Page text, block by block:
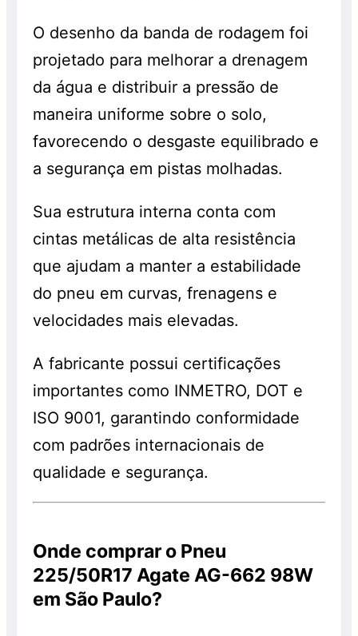
O desenho da banda de rodagem foi
projetado para melhorar a drenagem
da água e distribuir a pressão de
maneira uniforme sobre o solo,
favorecendo o desgaste equilibrado e
a segurança em pistas molhadas.
Sua estrutura interna conta com
cintas metálicas de alta resistência
que ajudam a manter a estabilidade
do pneu em curvas, frenagens e
velocidades mais elevadas.
A fabricante possui certificações
importantes como INMETRO, DOT e
ISO 9001, garantindo conformidade
com padrões internacionais de
qualidade e segurança.
Onde comprar o Pneu
225/50R17 Agate AG-662 98W
em São Paulo?